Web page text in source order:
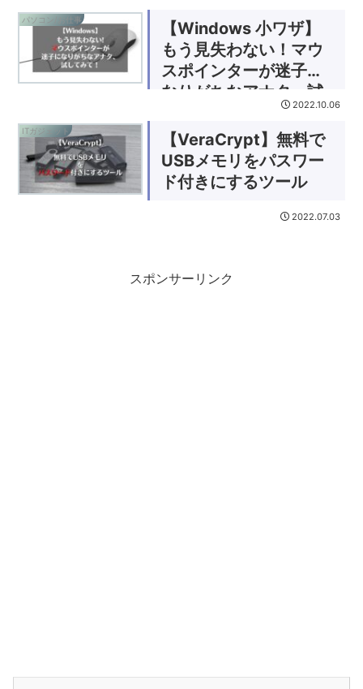
パソコン/お仕事
【Windows 小ワザ】
もう見失わない！マウ
スポインターが迷子に
なりがちなアナタ、試
2022.10.06
ITガジェット
【VeraCrypt】無料で
USBメモリをパスワー
ド付きにするツール
2022.07.03
スポンサーリンク